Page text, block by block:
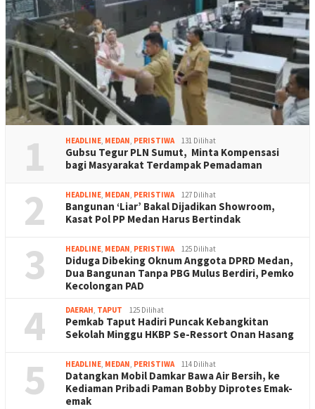
1 HEADLINE, MEDAN, PERISTIWA 131 Dilihat
Gubsu Tegur PLN Sumut, Minta Kompensasi
bagi Masyarakat Terdampak Pemadaman
2 HEADLINE, MEDAN, PERISTIWA 127 Dilihat
Bangunan ‘Liar’ Bakal Dijadikan Showroom,
Kasat Pol PP Medan Harus Bertindak
3 HEADLINE, MEDAN, PERISTIWA 125 Dilihat
Diduga Dibeking Oknum Anggota DPRD Medan,
Dua Bangunan Tanpa PBG Mulus Berdiri, Pemko
Kecolongan PAD
4 DAERAH, TAPUT 125 Dilihat
Pemkab Taput Hadiri Puncak Kebangkitan
Sekolah Minggu HKBP Se-Ressort Onan Hasang
5 HEADLINE, MEDAN, PERISTIWA 114 Dilihat
Datangkan Mobil Damkar Bawa Air Bersih, ke
Kediaman Pribadi Paman Bobby Diprotes Emak-
emak